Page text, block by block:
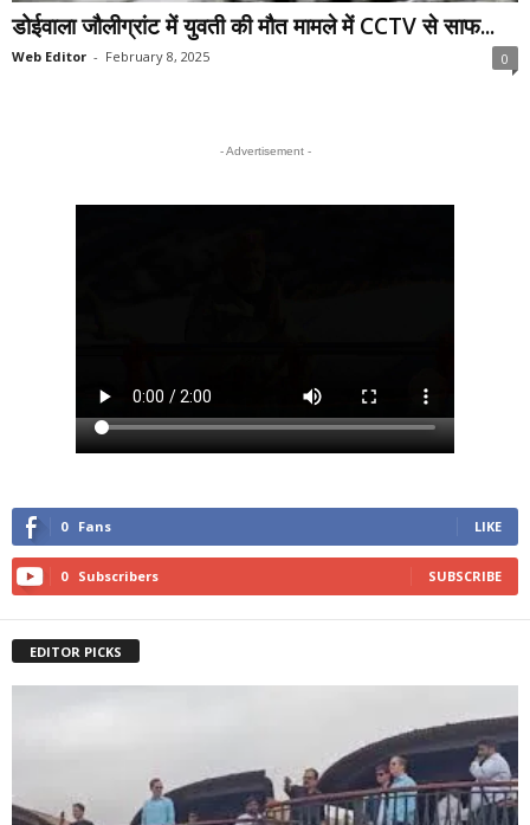
डोईवाला जौलीग्रांट में युवती की मौत मामले में CCTV से साफ...
Web Editor - February 8, 2025 0
- Advertisement -
0 Fans LIKE
0 Subscribers SUBSCRIBE
EDITOR PICKS